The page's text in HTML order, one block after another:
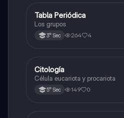
Química
Tabla Periódica
Los grupos
3° Sec 264 4
Ciencia y Tecnología
Citología
Célula eucariota y procariota
5° Sec 149 0